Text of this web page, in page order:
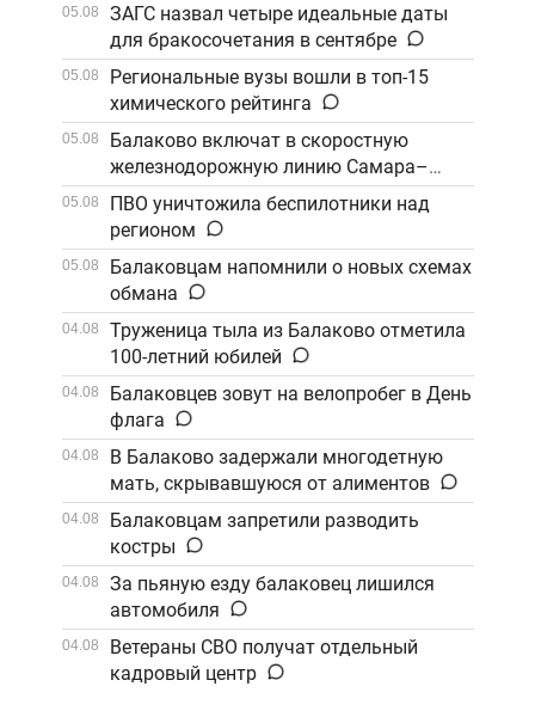
05.08
ЗАГС назвал четыре идеальные даты
для бракосочетания в сентябре
05.08
Региональные вузы вошли в топ-15
химического рейтинга
05.08
Балаково включат в скоростную
железнодорожную линию Самара–
Саратов
05.08
ПВО уничтожила беспилотники над
регионом
05.08
Балаковцам напомнили о новых схемах
обмана
04.08
Труженица тыла из Балаково отметила
100-летний юбилей
04.08
Балаковцев зовут на велопробег в День
флага
04.08
В Балаково задержали многодетную
мать, скрывавшуюся от алиментов
04.08
Балаковцам запретили разводить
костры
04.08
За пьяную езду балаковец лишился
автомобиля
04.08
Ветераны СВО получат отдельный
кадровый центр